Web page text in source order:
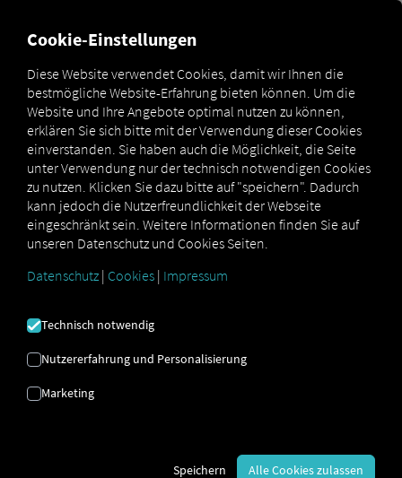
OPTIMIERTE UND
ROBUSTE
LIEFERKETTEN
ZWISCHEN
ANSPRUCH UND
WIRKLICHKEIT
Vergangenheit - Gegenwart -
Lösungsansätze für die Zukunft
Cookie-Einstellungen
Diese Website verwendet Cookies, damit wir Ihnen die
bestmögliche Website-Erfahrung bieten können. Um die
Website und Ihre Angebote optimal nutzen zu können,
erklären Sie sich bitte mit der Verwendung dieser Cookies
einverstanden. Sie haben auch die Möglichkeit, die Seite
unter Verwendung nur der technisch notwendigen Cookies
zu nutzen. Klicken Sie dazu bitte auf "speichern". Dadurch
kann jedoch die Nutzerfreundlichkeit der Webseite
eingeschränkt sein. Weitere Informationen finden Sie auf
unseren Datenschutz und Cookies Seiten.
Datenschutz | Cookies | Impressum
Technisch notwendig
Nutzererfahrung und Personalisierung
Marketing
Speichern Alle Cookies zulassen